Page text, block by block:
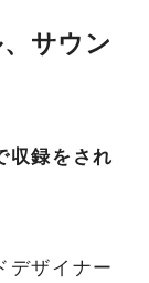
サウン
収録をされ
デザイナー